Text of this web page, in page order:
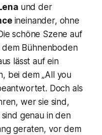
und der
ineinander, ohne
schöne Szene auf
Bühnenboden
lässt auf ein
bei dem „All you
Doch als
wer sie sind,
genau in den
geraten, vor dem